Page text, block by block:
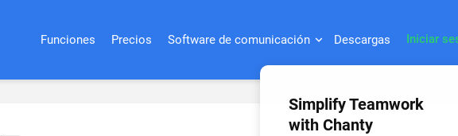
Funciones Precios Software de comunicación Descargas Iniciar
Simplify Teamwork
with Chanty